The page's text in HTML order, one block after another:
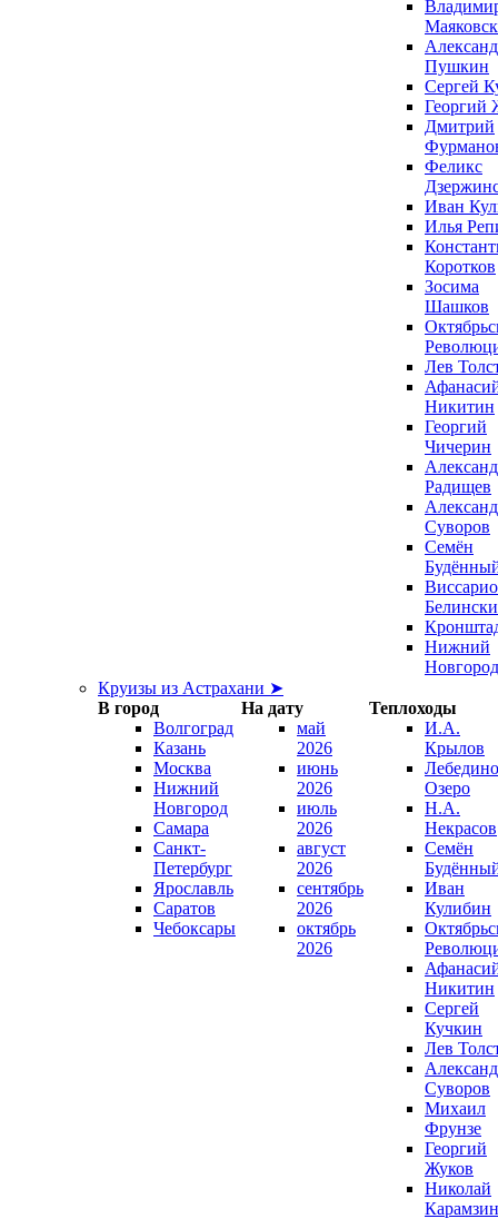
Пушкин
Сергей
Георгий
Дмитрий
Феликс
Иван
Илья
Коротков
Зосима
Шашков
Лев
Никитин
Георгий
Чичерин
Радищев
Суворов
Семён
Нижний
Новгород
Круизы из Астрахани ➤
В город
На дату
Теплоходы
Волгоград
Казань
Москва
Нижний
Новгород
Самара
Санкт-
Петербург
Ярославль
Саратов
Чебоксары
май
2026
июнь
2026
июль
2026
август
2026
сентябрь
2026
октябрь
2026
И.А.
Крылов
Озеро
Н.А.
Некрасов
Семён
Иван
Кулибин
Никитин
Сергей
Кучкин
Лев
Суворов
Михаил
Фрунзе
Георгий
Жуков
Николай
Карамзин